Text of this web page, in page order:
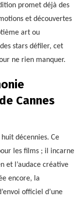
promet déjà des
et découvertes
art ou
stars défiler, cet
ne rien manquer.
Cannes
décennies. Ce
les films ; il incarne
et l’audace créative
encore, la
officiel d’une